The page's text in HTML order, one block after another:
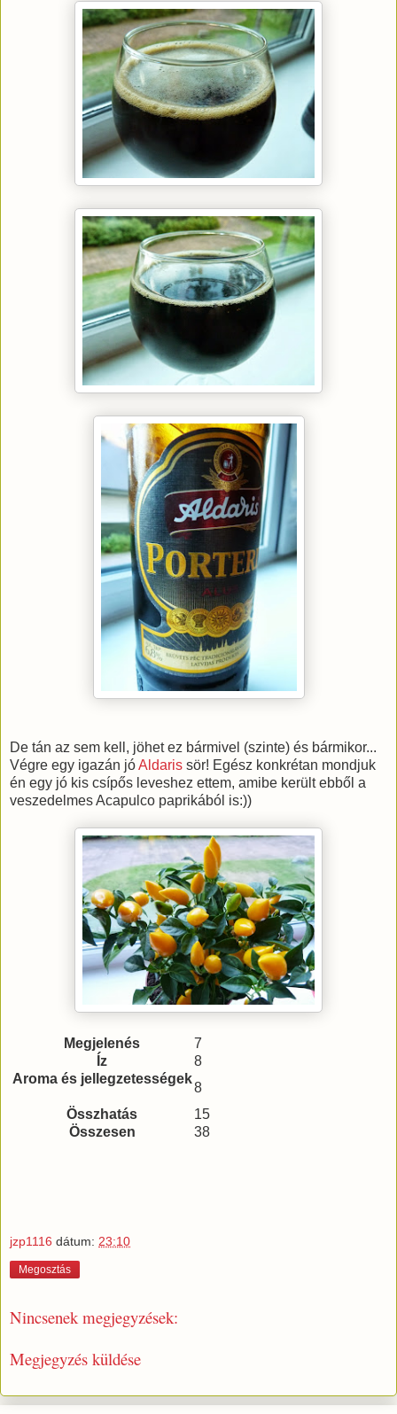
De tán az sem kell, jöhet ez bármivel (szinte) és bármikor...
Végre egy igazán jóAldaris sör! Egész konkrétan mondjuk
én egy jó kis csípős leveshez ettem, amibe került ebből a
veszedelmes Acapulco paprikából is:))
Megjelenés
7
Íz
8
Aroma és jellegzetességek
8
Összhatás
15
Összesen
38
jzp1116 dátum: 23:10
Megosztás
Nincsenek megjegyzések:
Megjegyzés küldése